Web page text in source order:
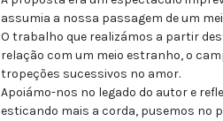
assumia a nossa passagem de um
O trabalho que realizámos a partir
relação com um meio estranho, o
tropeções sucessivos no amor.
Apoiámo-nos no legado do autor e
esticando mais a corda, pusemos no